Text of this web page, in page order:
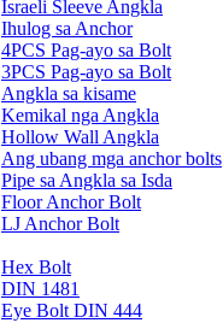
Israeli Sleeve Angkla
Ihulog sa Anchor
4PCS Pag-ayo sa Bolt
3PCS Pag-ayo sa Bolt
Angkla sa kisame
Kemikal nga Angkla
Hollow Wall Angkla
Ang ubang mga anchor bolts
Pipe sa Angkla sa Isda
Floor Anchor Bolt
LJ Anchor Bolt
Hex Bolt
DIN 1481
Eye Bolt DIN 444